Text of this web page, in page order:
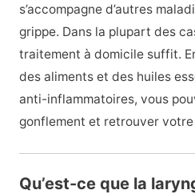
s’accompagne d’autres
grippe. Dans la plupart des
traitement à domicile suffit.
des aliments et des huiles
anti-inflammatoires, vous
gonflement et retrouver votre
Qu’est-ce que la